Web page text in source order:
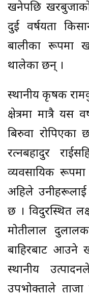
खनेपछि खरबुजाको
दुई वर्षयता
बालीका रूपमा
थालेका छन् ।
स्थानीय कृषक
क्षेत्रमा मात्रै
बिरुवा रोपिएका
रत्नबहादुर
व्यवसायिक
अहिले उनीहरूलाई
छ । विदुरस्थित
मोतीलाल
बाहिरबाट
स्थानीय
उपभोक्ताले